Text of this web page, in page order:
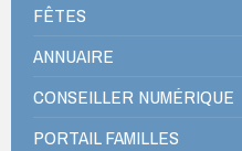
FÊTES
ANNUAIRE
CONSEILLER NUMÉRIQUE
PORTAIL FAMILLES